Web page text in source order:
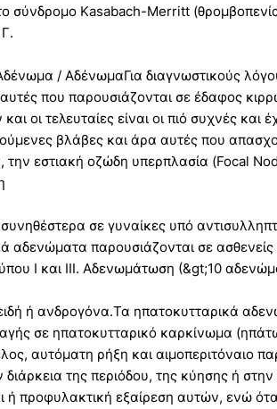
σύνδρομο Kasabach-Merritt
/ ΑδένωμαΓια διαγνωστικούς
που παρουσιάζονται σε έδαφος
οι τελευταίες είναι οι πιό συχνές και
βλάβες και άρα αυτές που
την εστιακή οζώδη υπερπλασία (Focal
σε γυναίκες υπό
αδενώματα παρουσιάζονται σε
I και III. Αδενωμάτωση (&gt;10
ή ανδρογόνα.Τα ηπατοκυτταρικά
σε ηπατοκυτταρικό καρκίνωμα
αυτόματη ρήξη και αιμοπεριτόναιο
διάρκεια της περιόδου, της κύησης ή
ή προφυλακτική εξαίρεση αυτών, ενώ